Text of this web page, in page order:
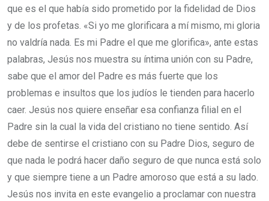
que es el que había sido prometido por la fidelidad de Dios
y de los profetas. «Si yo me glorificara a mí mismo, mi gloria
no valdría nada. Es mi Padre el que me glorifica», ante estas
palabras, Jesús nos muestra su íntima unión con su Padre,
sabe que el amor del Padre es más fuerte que los
problemas e insultos que los judíos le tienden para hacerlo
caer. Jesús nos quiere enseñar esa confianza filial en el
Padre sin la cual la vida del cristiano no tiene sentido. Así
debe de sentirse el cristiano con su Padre Dios, seguro de
que nada le podrá hacer daño seguro de que nunca está solo
y que siempre tiene a un Padre amoroso que está a su lado.
Jesús nos invita en este evangelio a proclamar con nuestra